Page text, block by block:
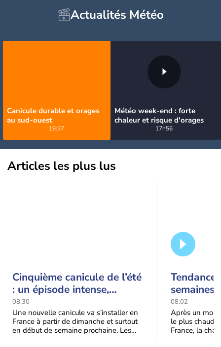
Actualités Météo
Canicule durable et orages
au sud-ouest
19:37
Météo week-end : forte
chaleur et risque d'orages
17h56
Articles les plus lus
Cinquième canicule de l’été
: un épisode intense,
durable et étendu la
semaine prochaine
08:30
Une nouvelle canicule va s’installer en
France à partir de dimanche et surtout
en début de semaine prochaine. Les
Tendance
semaines
septembre
08:02
Après un
le plus chaud
France, la